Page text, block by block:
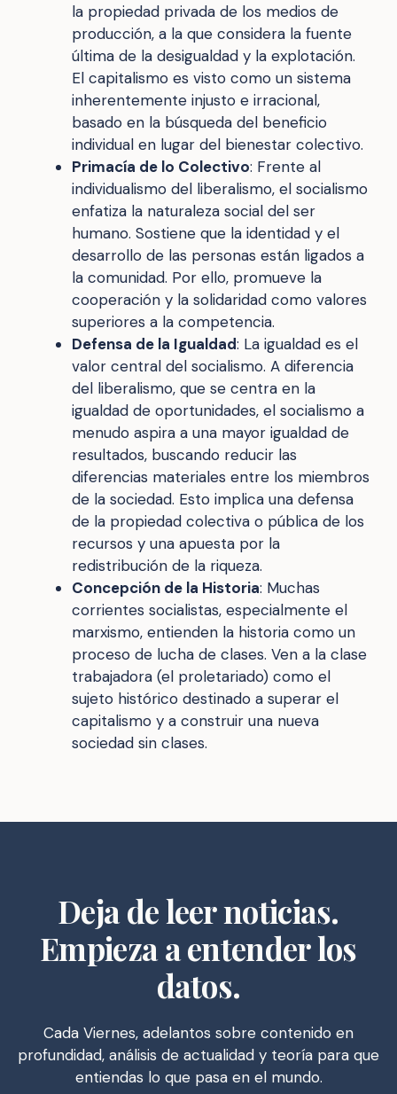
la propiedad privada de los medios de
producción, a la que considera la fuente
última de la desigualdad y la explotación.
El capitalismo es visto como un sistema
inherentemente injusto e irracional,
basado en la búsqueda del beneficio
individual en lugar del bienestar colectivo.
Primacía de lo Colectivo: Frente al
individualismo del liberalismo, el socialismo
enfatiza la naturaleza social del ser
humano. Sostiene que la identidad y el
desarrollo de las personas están ligados a
la comunidad. Por ello, promueve la
cooperación y la solidaridad como valores
superiores a la competencia.
Defensa de la Igualdad: La igualdad es el
valor central del socialismo. A diferencia
del liberalismo, que se centra en la
igualdad de oportunidades, el socialismo a
menudo aspira a una mayor igualdad de
resultados, buscando reducir las
diferencias materiales entre los miembros
de la sociedad. Esto implica una defensa
de la propiedad colectiva o pública de los
recursos y una apuesta por la
redistribución de la riqueza.
Concepción de la Historia: Muchas
corrientes socialistas, especialmente el
marxismo, entienden la historia como un
proceso de lucha de clases. Ven a la clase
trabajadora (el proletariado) como el
sujeto histórico destinado a superar el
capitalismo y a construir una nueva
sociedad sin clases.
Deja de leer noticias.
Empieza a entender los
datos.
Cada Viernes, adelantos sobre contenido en
profundidad, análisis de actualidad y teoría para que
entiendas lo que pasa en el mundo.